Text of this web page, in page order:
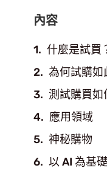
內容
什麼是試買
為何試購如
測試購買如
應用領域
神秘購物
以 AI 為基